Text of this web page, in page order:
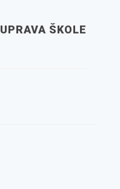
UPRAVA ŠKOLE